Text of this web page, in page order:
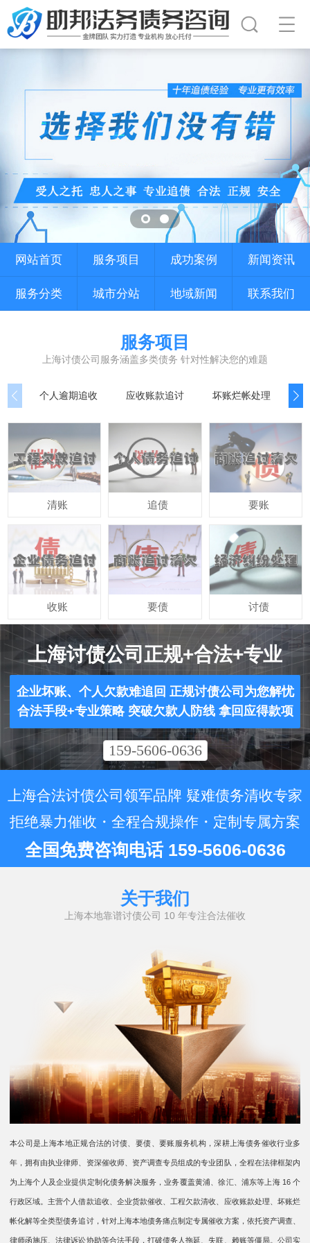
网站首页 服务项目 成功案例 新闻资讯
服务分类 城市分站 地域新闻 联系我们
服务项目
上海讨债公司服务涵盖多类债务 针对性解决您的难题
个人逾期追收 应收账款追讨 坏账烂帐处理
清账
收账
追债
要债
要账
讨债
上海讨债公司正规+合法+专业
企业坏账、个人欠款难追回 正规讨债公司为您解忧
合法手段+专业策略 突破欠款人防线 拿回应得款项
159-5606-0636
上海合法讨债公司领军品牌 疑难债务清收专家
拒绝暴力催收・全程合规操作・定制专属方案
全国免费咨询电话 159-5606-0636
关于我们
上海本地靠谱讨债公司 10 年专注合法催收
本公司是上海本地正规合法的讨债、要债、要账服务机构，深耕上海债务催收行业多
年，拥有由执业律师、资深催收师、资产调查专员组成的专业团队，全程在法律框架内
为上海个人及企业提供定制化债务解决服务，业务覆盖黄浦、徐汇、浦东等上海 16 个
行政区域。主营个人借款追收、企业货款催收、工程欠款清收、应收账款处理、坏账烂
帐化解等全类型债务追讨，针对上海本地债务痛点制定专属催收方案，依托资产调查、
律师函施压、法律诉讼协助等合法手段，打破债务人拖延、失联、赖账等僵局。公司实